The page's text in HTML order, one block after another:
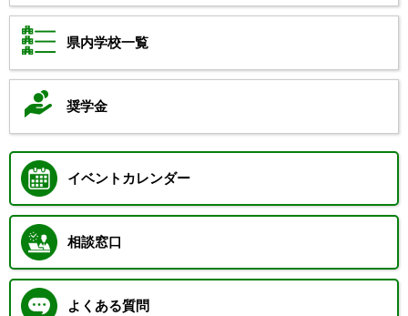
県内学校一覧
奨学金
イベントカレンダー
相談窓口
よくある質問